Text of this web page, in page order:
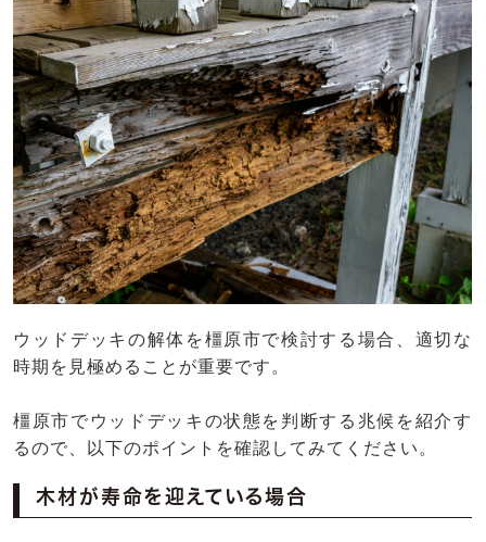
ウッドデッキの解体を橿原市で検討する場合、適切な
時期を見極めることが重要です。
橿原市でウッドデッキの状態を判断する兆候を紹介す
るので、以下のポイントを確認してみてください。
木材が寿命を迎えている場合